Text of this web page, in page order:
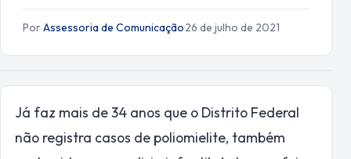
PorAssessoria de Comunicação·26 de julho de 2021
Já faz mais de 34 anos que o Distrito Federal
não registra casos de poliomielite, também